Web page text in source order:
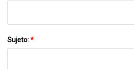
Sujeto:*